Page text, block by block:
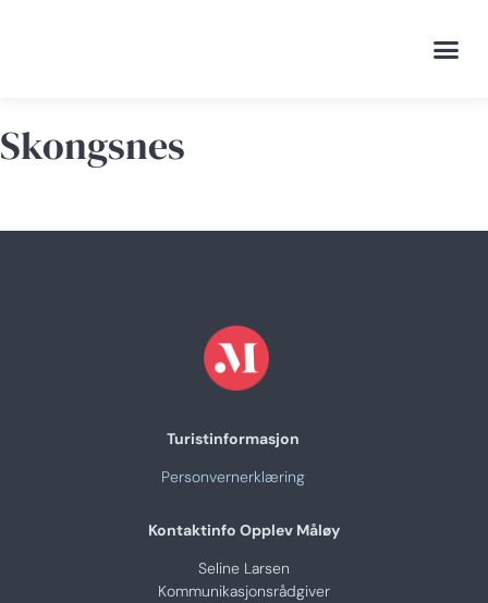
Skongsnes
Turistinformasjon
Personvernerklæring
Kontaktinfo Opplev Måløy
Seline Larsen
Kommunikasjonsrådgiver